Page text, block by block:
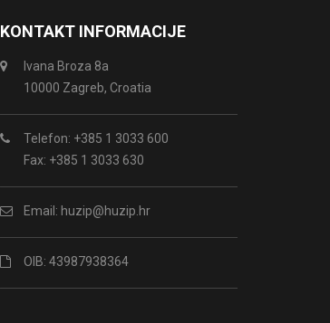
KONTAKT INFORMACIJE
Ivana Broza 8a
10000 Zagreb, Croatia
Telefon: +385 1 3033 600
Fax: +385 1 3033 630
Email: huzip@huzip.hr
OIB: 43987938364